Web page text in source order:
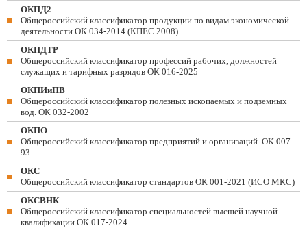
ОКПД2
Общероссийский классификатор продукции по видам экономической
деятельности ОК 034-2014 (КПЕС 2008)
ОКПДТР
Общероссийский классификатор профессий рабочих, должностей
служащих и тарифных разрядов ОК 016-2025
ОКПИиПВ
Общероссийский классификатор полезных ископаемых и подземных
вод. ОК 032-2002
ОКПО
Общероссийский классификатор предприятий и организаций. ОК 007–
93
ОКС
Общероссийский классификатор стандартов ОК 001-2021 (ИСО МКС)
ОКСВНК
Общероссийский классификатор специальностей высшей научной
квалификации ОК 017-2024